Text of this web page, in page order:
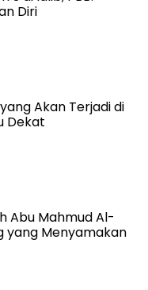
Diri
Akan Terjadi di
Dekat
Abu Mahmud Al-
yang Menyamakan